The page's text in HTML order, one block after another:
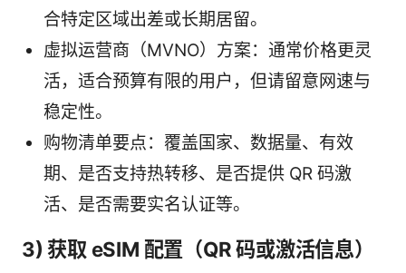
合特定区域出差或长期居留。
虚拟运营商（MVNO）方案：通常价格更灵
活，适合预算有限的用户，但请留意网速与
稳定性。
购物清单要点：覆盖国家、数据量、有效
期、是否支持热转移、是否提供 QR 码激
活、是否需要实名认证等。
3) 获取 eSIM 配置（QR 码或激活信息）